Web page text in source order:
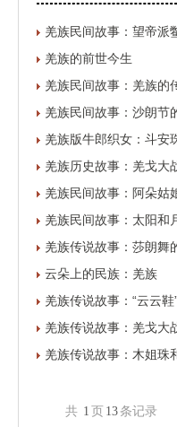
羌族民间故事：望帝派
羌族的前世今生
羌族民间故事：羌族的
羌族民间故事：沙朗节
羌族版牛郎织女：斗安
羌族历史故事：羌戈大
羌族民间故事：阿朵姑
羌族民间故事：太阳和
羌族传说故事：莎朗舞
云朵上的民族：羌族
羌族传说故事：“云云
羌族传说故事：羌戈大
羌族传说故事：木姐珠
共 1 页 13 条记录